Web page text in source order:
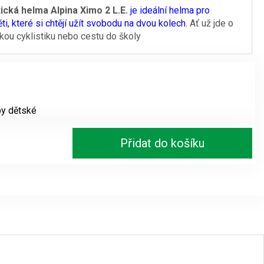
helma Alpina Ximo 2 L.E. je ideální helma pro
které si chtějí užít svobodu na dvou kolech. Ať už jde o
cyklistiku nebo cestu do školy
dětské
Přidat do košíku